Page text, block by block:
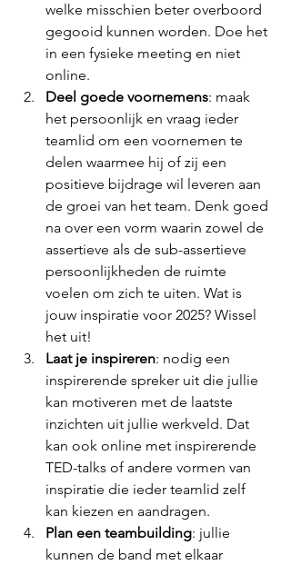
welke misschien beter overboord
gegooid kunnen worden. Doe het
in een fysieke meeting en niet
online.
Deel goede voornemens: maak
het persoonlijk en vraag ieder
teamlid om een voornemen te
delen waarmee hij of zij een
positieve bijdrage wil leveren aan
de groei van het team. Denk goed
na over een vorm waarin zowel de
assertieve als de sub-assertieve
persoonlijkheden de ruimte
voelen om zich te uiten. Wat is
jouw inspiratie voor 2025? Wissel
het uit!
Laat je inspireren: nodig een
inspirerende spreker uit die jullie
kan motiveren met de laatste
inzichten uit jullie werkveld. Dat
kan ook online met inspirerende
TED-talks of andere vormen van
inspiratie die ieder teamlid zelf
kan kiezen en aandragen.
Plan een teambuilding: jullie
kunnen de band met elkaar